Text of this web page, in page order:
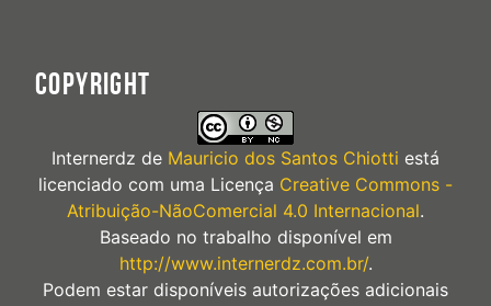
COPYRIGHT
Internerdz de Mauricio dos Santos Chiotti está
licenciado com uma Licença Creative Commons -
Atribuição-NãoComercial 4.0 Internacional.
Baseado no trabalho disponível em
http://www.internerdz.com.br/.
Podem estar disponíveis autorizações adicionais